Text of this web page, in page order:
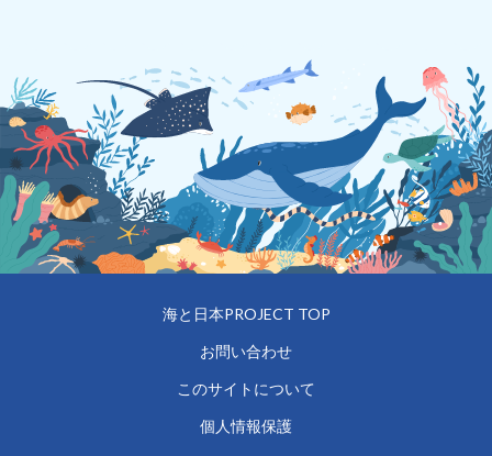
海と日本PROJECT TOP
お問い合わせ
このサイトについて
個人情報保護